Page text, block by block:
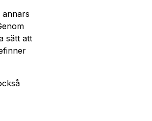
annars
sätt att